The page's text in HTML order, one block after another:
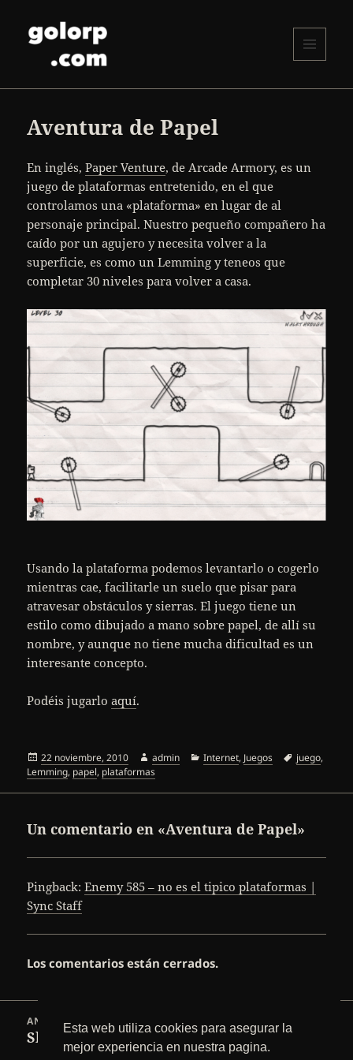
Esta web utiliza cookies para asegurar la
mejor experiencia en nuestra pagina.
WIDGETS
Aventura de Papel
En inglés,Paper Venture, de Arcade Armory, es un
juego de plataformas entretenido, en el que
controlamos una «plataforma» en lugar de al
personaje principal. Nuestro pequeño compañero ha
caído por un agujero y necesita volver a la
superficie, es como un Lemming y teneos que
completar 30 niveles para volver a casa.
Usando la plataforma podemos levantarlo o cogerlo
mientras cae, facilitarle un suelo que pisar para
atravesar obstáculos y sierras. El juego tiene un
estilo como dibujado a mano sobre papel, de allí su
nombre, y aunque no tiene mucha dificultad es un
interesante concepto.
Podéis jugarloaquí.
Publicado
el
22 noviembre, 2010 Autor
admin Categorías
Internet, Juegos Etiquetas
juego,
Lemming, papel, plataformas
Un comentario en «Aventura de Papel»
Pingback:Enemy 585 – no es el tipico plataformas |
Sync Staff
Los comentarios están cerrados.
entradas
ANTERIOR
Entrada
anterior:
Sleigh Bells